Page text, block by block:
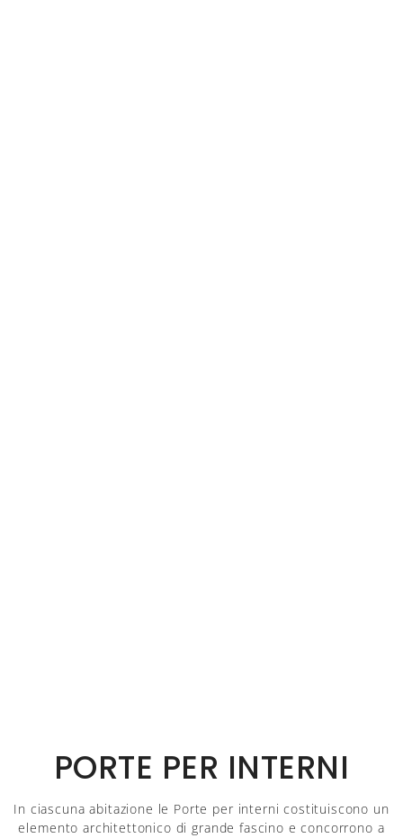
PORTE PER INTERNI
In ciascuna abitazione le Porte per interni costituiscono un
elemento architettonico di grande fascino e concorrono a